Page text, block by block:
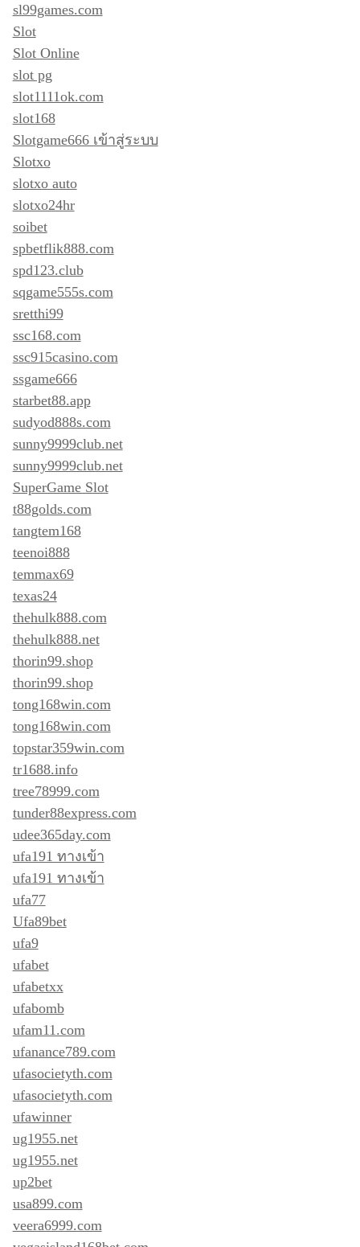
sl99games.com
Slot
Slot Online
slot pg
slot1111ok.com
slot168
Slotgame666 เข้าสู่ระบบ
Slotxo
slotxo auto
slotxo24hr
soibet
spbetflik888.com
spd123.club
sqgame555s.com
sretthi99
ssc168.com
ssc915casino.com
ssgame666
starbet88.app
sudyod888s.com
sunny9999club.net
sunny9999club.net
SuperGame Slot
t88golds.com
tangtem168
teenoi888
temmax69
texas24
thehulk888.com
thehulk888.net
thorin99.shop
thorin99.shop
tong168win.com
tong168win.com
topstar359win.com
tr1688.info
tree78999.com
tunder88express.com
udee365day.com
ufa191 ทางเข้า
ufa191 ทางเข้า
ufa77
Ufa89bet
ufa9
ufabet
ufabetxx
ufabomb
ufam11.com
ufanance789.com
ufasocietyth.com
ufasocietyth.com
ufawinner
ug1955.net
ug1955.net
up2bet
usa899.com
veera6999.com